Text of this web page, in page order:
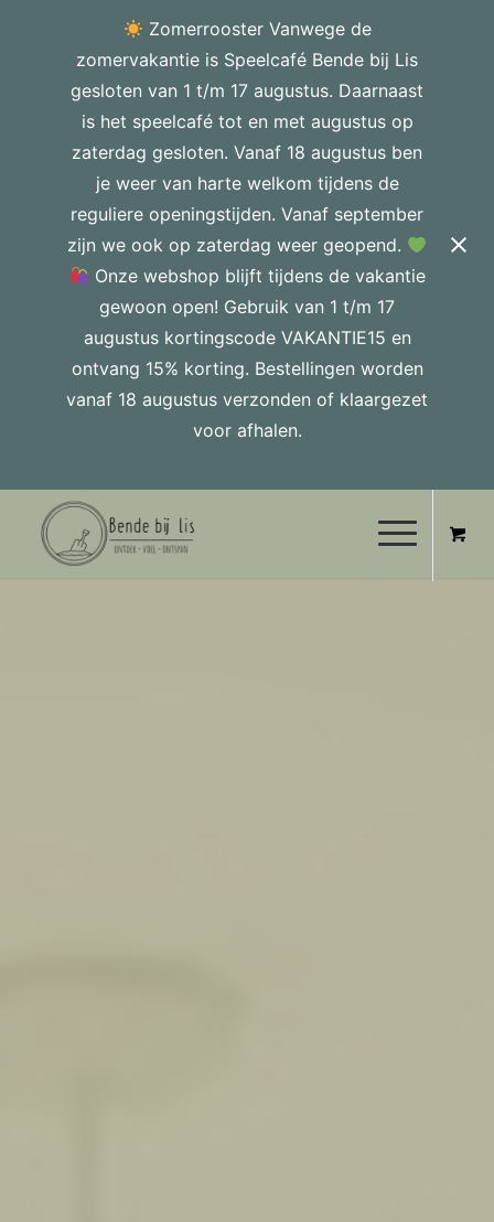
Zomerrooster Vanwege de
zomervakantie is Speelcafé Bende bij Lis
gesloten van 1 t/m 17 augustus. Daarnaast
is het speelcafé tot en met augustus op
zaterdag gesloten. Vanaf 18 augustus ben
je weer van harte welkom tijdens de
reguliere openingstijden. Vanaf september
zijn we ook op zaterdag weer geopend.
Onze webshop blijft tijdens de vakantie
gewoon open! Gebruik van 1 t/m 17
augustus kortingscode VAKANTIE15 en
ontvang 15% korting. Bestellingen worden
vanaf 18 augustus verzonden of klaargezet
voor afhalen.